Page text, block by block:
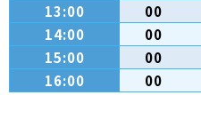
13:00
00
14:00
00
15:00
00
16:00
00